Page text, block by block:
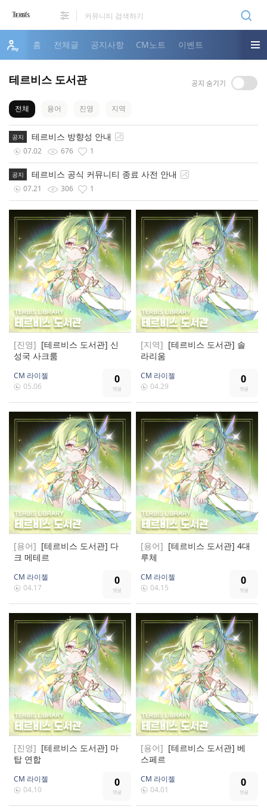
홈 전체글 공지사항 CM노트 이벤트
테르비스 도서관
전체 용어 진영 지역
공지 테르비스 방향성 안내
07.02 676 1
공지 테르비스 공식 커뮤니티 종료 사전 안내
07.21 306 1
[진영] [테르비스 도서관] 신
성국 사크룸
0
CM 라이젤
05.06
[지역] [테르비스 도서관] 솔
라리움
0
CM 라이젤
04.29
[용어] [테르비스 도서관] 다
크 메테르
0
CM 라이젤
04.17
[용어] [테르비스 도서관] 4대
루체
0
CM 라이젤
04.15
[진영] [테르비스 도서관] 마
탑 연합
0
CM 라이젤
04.10
[용어] [테르비스 도서관] 베
스페르
0
CM 라이젤
04.01